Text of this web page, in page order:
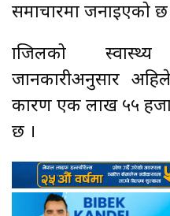
समाचारमा जनाइएको छ
ब्राजिलको
जानकारीअनुसार
कारण एक लाख ५५
छ ।